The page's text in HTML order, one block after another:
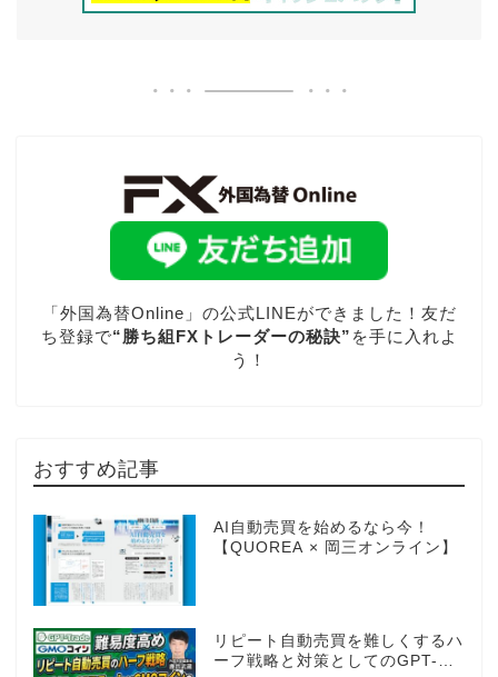
「外国為替Online」の公式LINEができました！友だ
ち登録で“勝ち組FXトレーダーの秘訣” を手に入れよ
う！
おすすめ記事
AI自動売買を始めるなら今！
【QUOREA × 岡三オンライン】
リピート自動売買を難しくするハ
ーフ戦略と対策としてのGPT-